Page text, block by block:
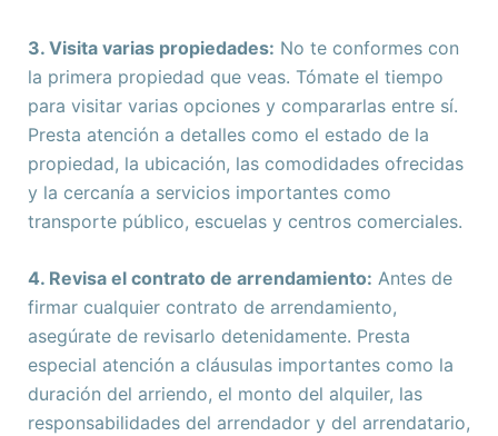
3. Visita varias propiedades: No te conformes con
la primera propiedad que veas. Tómate el tiempo
para visitar varias opciones y compararlas entre sí.
Presta atención a detalles como el estado de la
propiedad, la ubicación, las comodidades ofrecidas
y la cercanía a servicios importantes como
transporte público, escuelas y centros comerciales.
4. Revisa el contrato de arrendamiento: Antes de
firmar cualquier contrato de arrendamiento,
asegúrate de revisarlo detenidamente. Presta
especial atención a cláusulas importantes como la
duración del arriendo, el monto del alquiler, las
responsabilidades del arrendador y del arrendatario,